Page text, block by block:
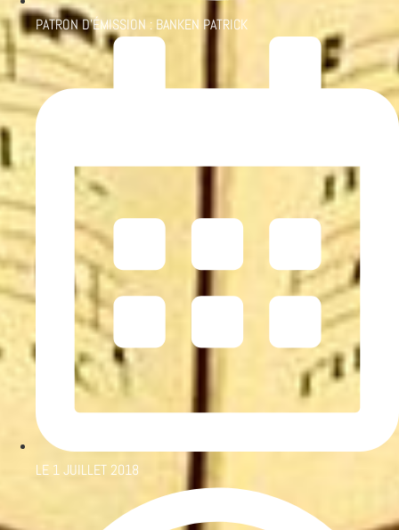
PATRON D'ÉMISSION : BANKEN PATRICK
LE 1 JUILLET 2018